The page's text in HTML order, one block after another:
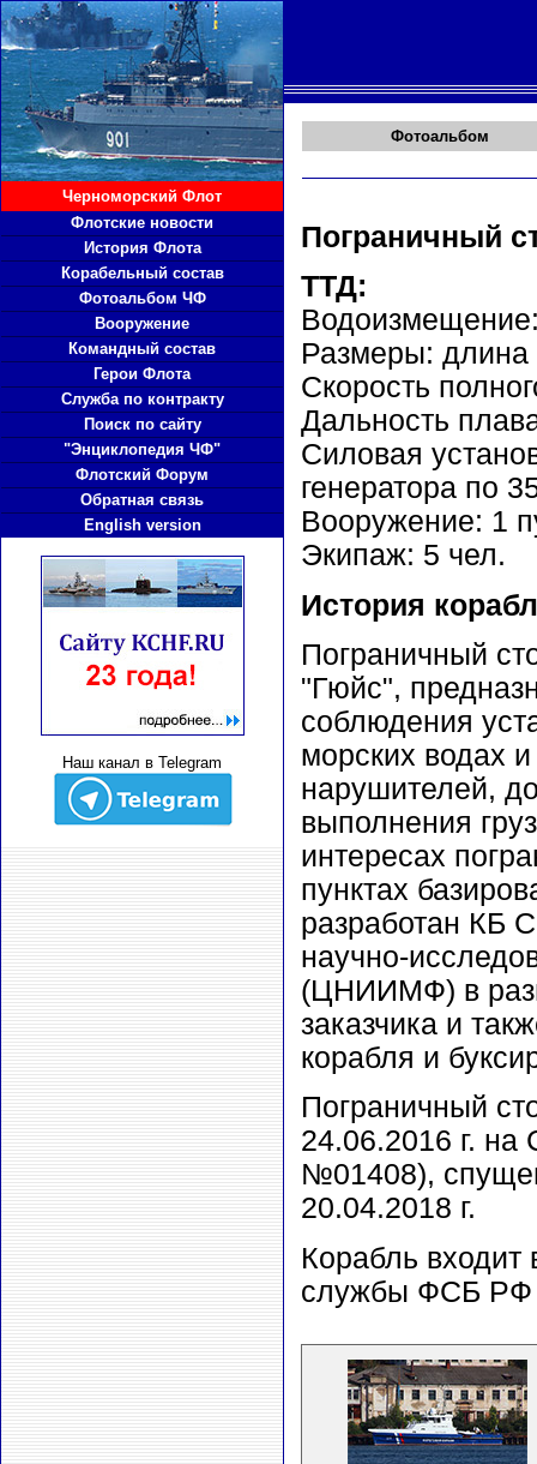
Черноморский Флот
Флотские новости
История Флота
Корабельный состав
Фотоальбом ЧФ
Вооружение
Командный состав
Герои Флота
Служба по контракту
Поиск по сайту
"Энциклопедия ЧФ"
Флотский Форум
Обратная связь
English version
Наш канал в Telegram
Фотоальбом
Пограничный
ТТД:
Размеры:
Скорость
Дальность
Силовая
генератора по
Вооружение: 1
Экипаж: 5 чел.
История
Пограничный
"Гюйс",
соблюдения
морских водах
нарушителей,
выполнения
интересах
пунктах
разработан КБ
научно-
(ЦНИИМФ) в
заказчика и
корабля и
Пограничный
24.06.2016 г.
№01408),
20.04.2018 г.
Корабль входит
службы ФСБ РФ